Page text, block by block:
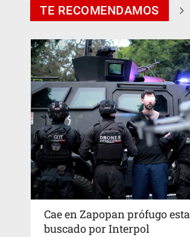
TE RECOMENDAMOS
Cae en Zapopan prófugo
buscado por Interpol